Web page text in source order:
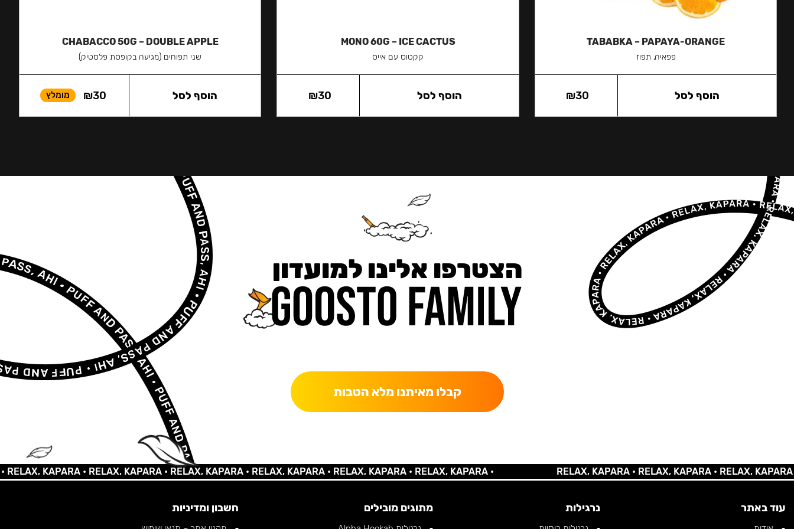
TABABKA – PAPAYA-ORANGE
פפאיה, תפוז
₪30 הוסף לסל
MONO 60G – ICE CACTUS
קקטוס עם אייס
₪30 הוסף לסל
CHABACCO 50G – DOUBLE APPLE
שני תפוחים (מגיעה בקופסת פלסטיק)
₪30 מומלץ הוסף לסל
הצטרפו אלינו למועדון
קבלו מאיתנו מלא הטבות
KAPARA •RELAX, KAPARA •RELAX, KAPARA •RELAX, KAPARA •RELAX, KAPARA •RELAX, KAPARA • RELAX, KAPARA •RELAX, KAPARA •RELAX, KAPARA •
עוד באתר נרגילות מתוגים מובילים חשבון ומדיניות